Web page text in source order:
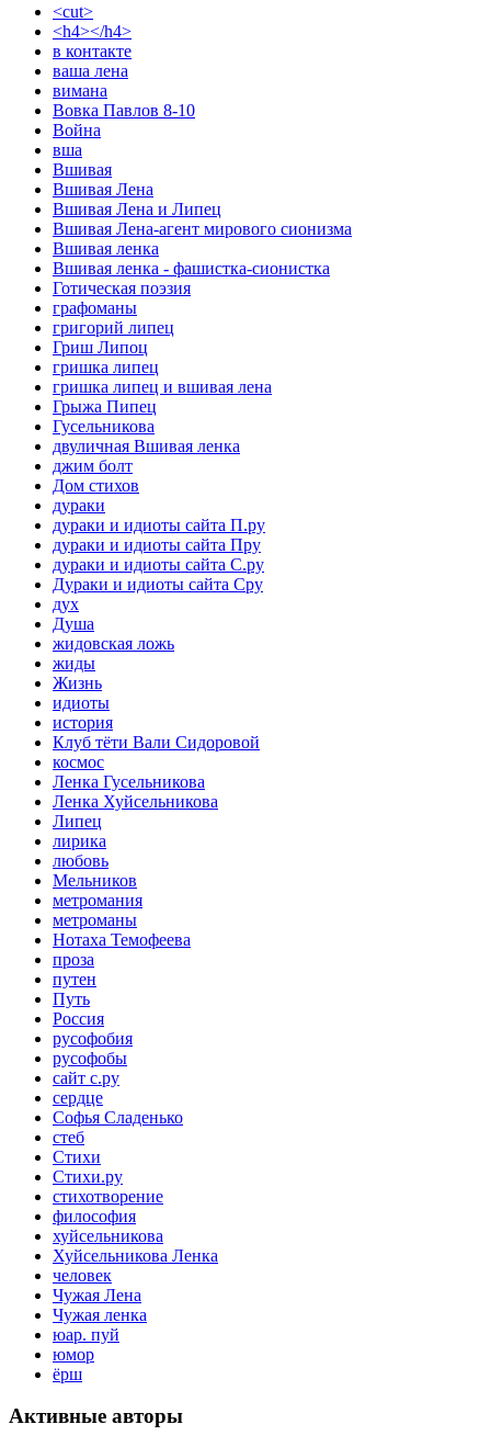
<cut>
<h4></h4>
в контакте
ваша лена
вимана
Вовка Павлов 8-10
Война
вша
Вшивая
Вшивая Лена
Вшивая Лена и Липец
Вшивая Лена-агент мирового сионизма
Вшивая ленка
Вшивая ленка - фашистка-сионистка
Готическая поэзия
графоманы
григорий липец
Гриш Липоц
гришка липец
гришка липец и вшивая лена
Грыжа Пипец
Гусельникова
двуличная Вшивая ленка
джим болт
Дом стихов
дураки
дураки и идиоты сайта П.ру
дураки и идиоты сайта Пру
дураки и идиоты сайта С.ру
Дураки и идиоты сайта Сру
дух
Душа
жидовская ложь
жиды
Жизнь
идиоты
история
Клуб тёти Вали Сидоровой
космос
Ленка Гусельникова
Ленка Хуйсельникова
Липец
лирика
любовь
Мельников
метромания
метроманы
Нотаха Темофеева
проза
путен
Путь
Россия
русофобия
русофобы
сайт с.ру
сердце
Софья Сладенько
стеб
Стихи
Стихи.ру
стихотворение
философия
хуйсельникова
Хуйсельникова Ленка
человек
Чужая Лена
Чужая ленка
юар. пуй
юмор
ёрш
Активные авторы